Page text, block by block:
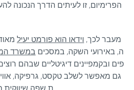
הפרימיום, זו לעיתים הדרך הנכונה
מעבר לכך, וידאו הוא פורמט יעיל
ה, באירועי השקה, במסכים במשרד
גם מאפשר לשלב טקסט, גרפיקה,